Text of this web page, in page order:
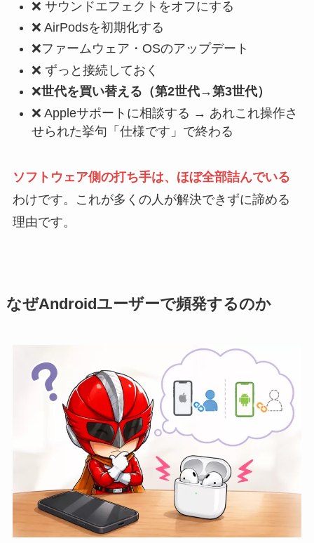
❌ サウンドエフェクトをオフにする
❌ AirPodsを初期化する
❌ファームウェア・OSのアップデート
❌ ずっと接続しておく
❌世代を買い替える（第2世代→第3世代）
❌ Appleサポートに相談する → あれこれ操作さ
せられた挙句「仕様です」で終わる
ソフトウェア側の打ち手は、ほぼ全部詰んでいる
わけです。これが多くの人が解決できずに諦める
理由です。
なぜAndroidユーザーで頻発するのか